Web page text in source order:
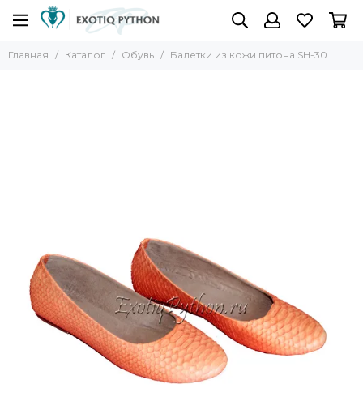
Главная Каталог Обувь Балетки из кожи питона SH-30